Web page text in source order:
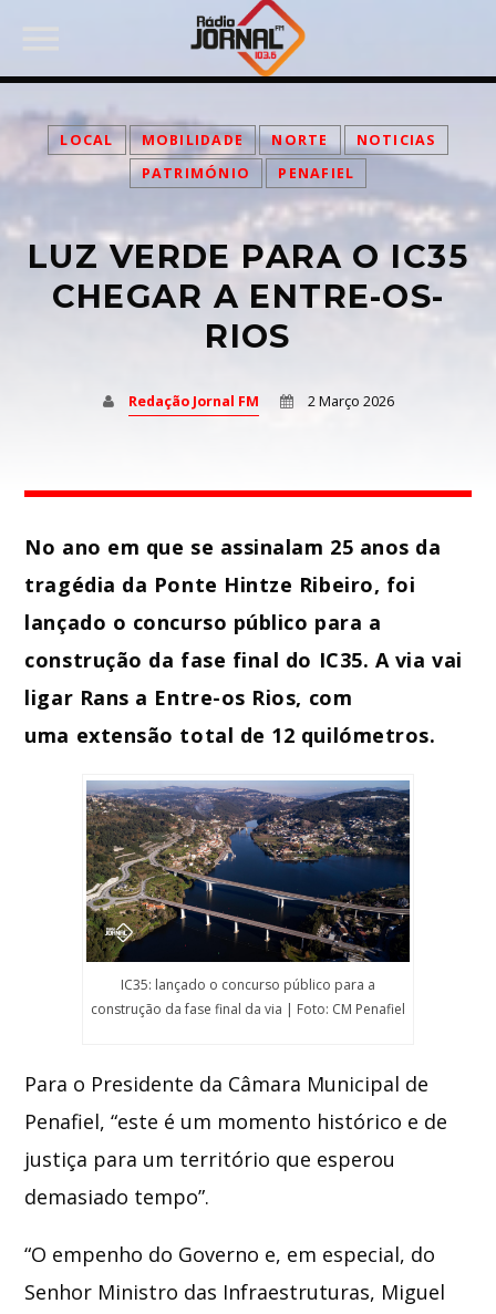
PARTILHAR:
Twitter
Facebook
Whatsapp
LOCAL MOBILIDADE NORTE
NOTICIAS
PATRIMÓNIO
PENAFIEL
LUZ VERDE PARA O IC35
CHEGAR A ENTRE-OS-
RIOS
Redação Jornal FM 2 Março 2026
No ano em que se assinalam 25 anos da
tragédia da Ponte Hintze Ribeiro, foi
lançado o concurso público para a
construção da fase final do IC35. A via vai
ligar Rans a Entre-os Rios, com
uma extensão total de 12 quilómetros.
IC35: lançado o concurso público para a
construção da fase final da via | Foto: CM Penafiel
Para o Presidente da Câmara Municipal de
Penafiel, “este é um momento histórico e de
justiça para um território que esperou
demasiado tempo”.
“O empenho do Governo e, em especial, do
Senhor Ministro das Infraestruturas, Miguel